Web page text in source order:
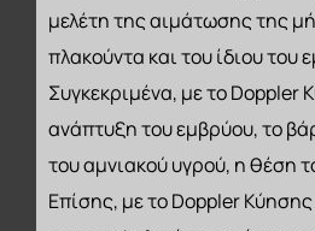
μελέτη της αιμάτωσης της
πλακούντα και του ίδιου του
Συγκεκριμένα, με το Doppler
ανάπτυξη του εμβρύου, το
του αμνιακού υγρού, η θέση
Επίσης, με το Doppler Κύησης